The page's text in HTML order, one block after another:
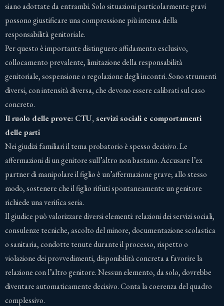
siano adottate da entrambi. Solo situazioni particolarmente gravi
possono giustificare una compressione più intensa della
responsabilità genitoriale.
Per questo è importante distinguere affidamento esclusivo,
collocamento prevalente, limitazione della responsabilità
genitoriale, sospensione o regolazione degli incontri. Sono strumenti
diversi, con intensità diversa, che devono essere calibrati sul caso
concreto.
Il ruolo delle prove: CTU, servizi sociali e comportamenti
delle parti
Nei giudizi familiari il tema probatorio è spesso decisivo. Le
affermazioni di un genitore sull’altro non bastano. Accusare l’ex
partner di manipolare il figlio è un’affermazione grave; allo stesso
modo, sostenere che il figlio rifiuti spontaneamente un genitore
richiede una verifica seria.
Il giudice può valorizzare diversi elementi: relazioni dei servizi sociali,
consulenze tecniche, ascolto del minore, documentazione scolastica
o sanitaria, condotte tenute durante il processo, rispetto o
violazione dei provvedimenti, disponibilità concreta a favorire la
relazione con l’altro genitore. Nessun elemento, da solo, dovrebbe
diventare automaticamente decisivo. Conta la coerenza del quadro
complessivo.